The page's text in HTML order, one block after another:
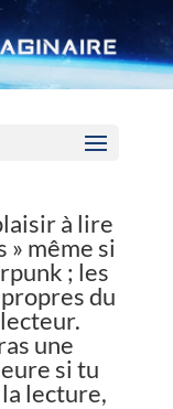
à lire
» même si
; les
du
une
si tu
lecture,